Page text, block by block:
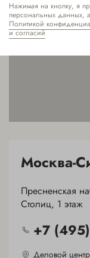
Москва-
Пресненская
Столиц, 1 этаж
+7
Деловой центр
Нажимая на кнопку, я
персональных данных,
Политикой
и согласий